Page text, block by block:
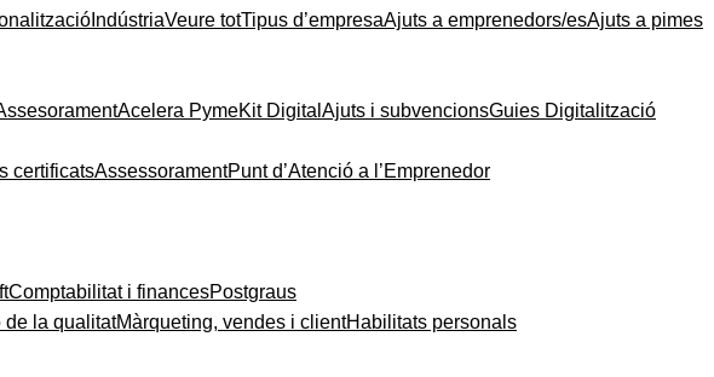
IndústriaVeure totTipus d’empresaAjuts a emprenedors/esAjuts a pimes
Acelera PymeKit Digital Ajuts i subvencionsGuies Digitalització
certificatsAssessoramentPunt d’Atenció a l’Emprenedor
Comptabilitat i financesPostgraus
de la qualitatMàrqueting, vendes i clientHabilitats personals